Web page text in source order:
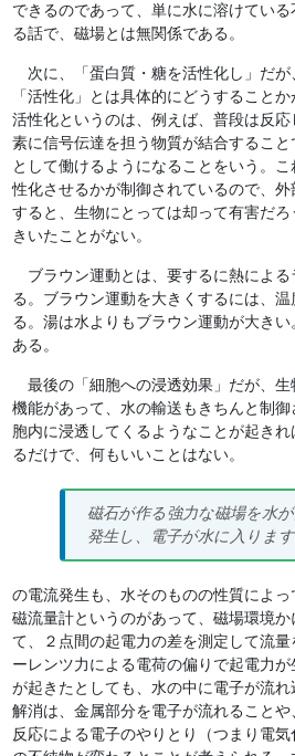
できるのであって、単に水に溶けてい
る話で、磁場とは無関係である。
次に、「蛋白質・糖を活性化し」だが
「活性化」とは具体的にどうすること
活性化というのは、例えば、普段は反
素に信号伝達を担う物質が結合するこ
として働けるようになることをいう。
性化させるかが制御されているので、
すると、生物にとっては却って有害だ
きいたことがない。
ブラウン運動とは、要するに熱による
る。ブラウン運動を大きくするには、
る。湯は水よりもブラウン運動が大き
ある。
最後の「細胞への浸透効果」だが、生
機能があって、水の輸送もきちんと制
胞内に浸透してくるようなことが起き
るだけで、何もいいことはない。
磁石が作る強力な磁場を水
発生し、電子が水に入ります
の電流発生も、水そのものの性質によ
磁流量計というのがあって、磁場環境
て、２点間の起電力の差を測定して流
ーレンツ力による電荷の偏りで起電力
が起きたとしても、水の中に電子が流
解消は、金属部分を電子が流れること
反応による電子のやりとり（つまり電